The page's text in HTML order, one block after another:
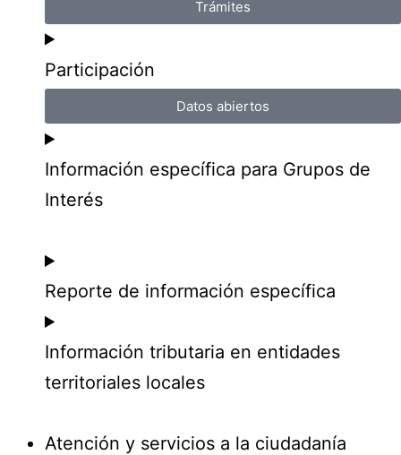
Trámites
Participación
Datos abiertos
Información específica para Grupos de
Interés
Reporte de información específica
Información tributaria en entidades
territoriales locales
Atención y servicios a la ciudadanía